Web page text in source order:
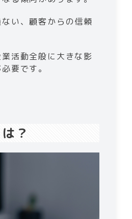
い、顧客からの信頼
活動全般に大きな影
要です。​
？​